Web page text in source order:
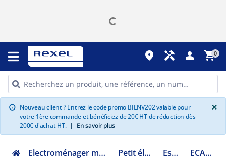
place handyman person shopping_cart0
info Nouveau client ? Entrez le code promo BIENV202 valable pour
votre 1ère commande et bénéficiez de 20€ HT de réduction dès
200€ d'achat HT. | En savoir plus
×
Electroménager multimédia et informatique Petit électroménager Espace café ECAM22.127.B